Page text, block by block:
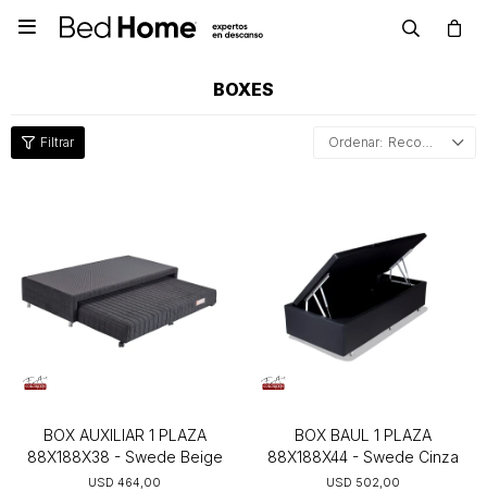

BOXES
Recomendados
BOX AUXILIAR 1 PLAZA
88X188X38 - Swede Beige
USD 464,00
BOX BAUL 1 PLAZA
88X188X44 - Swede Cinza
USD 502,00